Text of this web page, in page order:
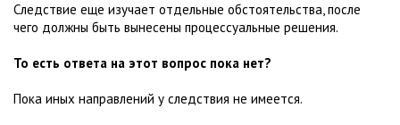
Следствие еще изучает отдельные обстоятельства, после
чего должны быть вынесены процессуальные решения.
То есть ответа на этот вопрос пока нет?
Пока иных направлений у следствия не имеется.